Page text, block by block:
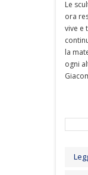
Le
ora
vive e
la
ogni